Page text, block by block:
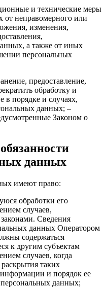
и технические меры
от неправомерного или
изменения,
а также от иных
персональных
предоставление,
обработку и
в порядке и случаях,
данных; –
Законом о
данных
имеют право:
обработки его
случаев,
Сведения
данных Оператором
содержаться
к другим субъектам
случаев, когда
таких
и порядок ее
данных;